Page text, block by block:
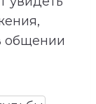
общении